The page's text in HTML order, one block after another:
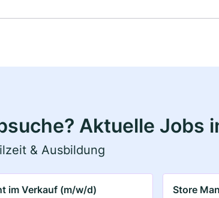
Aktuelle Jobs
& Ausbildung
im Verkauf (m/w/d) Store